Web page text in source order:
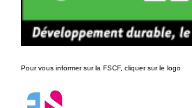
Pour vous informer sur la FSCF, cliquer sur le logo